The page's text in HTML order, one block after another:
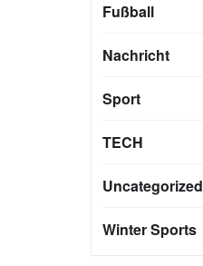
Fußball
Nachricht
Sport
TECH
Uncategorized
Winter Sports